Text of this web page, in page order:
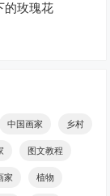
的玫瑰花
中国画家 乡村
图文教程
家 植物